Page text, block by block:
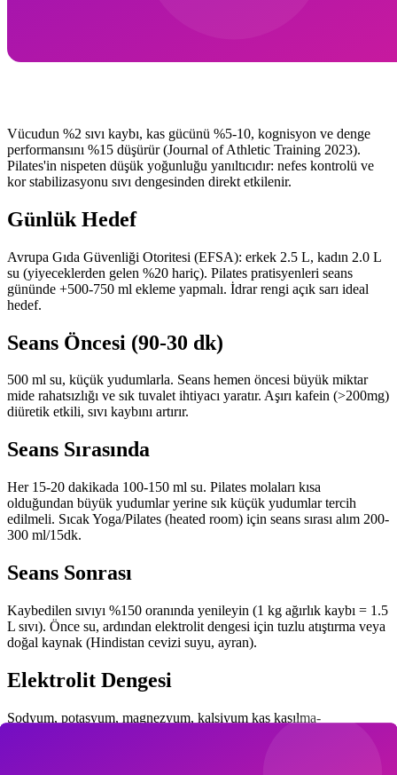
Vücudun %2 sıvı kaybı, kas gücünü %5-10, kognisyon ve denge
performansını %15 düşürür (Journal of Athletic Training 2023).
Pilates'in nispeten düşük yoğunluğu yanıltıcıdır: nefes kontrolü ve
kor stabilizasyonu sıvı dengesinden direkt etkilenir.
Günlük Hedef
Avrupa Gıda Güvenliği Otoritesi (EFSA): erkek 2.5 L, kadın 2.0 L
su (yiyeceklerden gelen %20 hariç). Pilates pratisyenleri seans
gününde +500-750 ml ekleme yapmalı. İdrar rengi açık sarı ideal
hedef.
Seans Öncesi (90-30 dk)
500 ml su, küçük yudumlarla. Seans hemen öncesi büyük miktar
mide rahatsızlığı ve sık tuvalet ihtiyacı yaratır. Aşırı kafein (>200mg)
diüretik etkili, sıvı kaybını artırır.
Seans Sırasında
Her 15-20 dakikada 100-150 ml su. Pilates molaları kısa
olduğundan büyük yudumlar yerine sık küçük yudumlar tercih
edilmeli. Sıcak Yoga/Pilates (heated room) için seans sırası alım 200-
300 ml/15dk.
Seans Sonrası
Kaybedilen sıvıyı %150 oranında yenileyin (1 kg ağırlık kaybı = 1.5
L sıvı). Önce su, ardından elektrolit dengesi için tuzlu atıştırma veya
doğal kaynak (Hindistan cevizi suyu, ayran).
Elektrolit Dengesi
Sodyum, potasyum, magnezyum, kalsiyum kas kasılma-